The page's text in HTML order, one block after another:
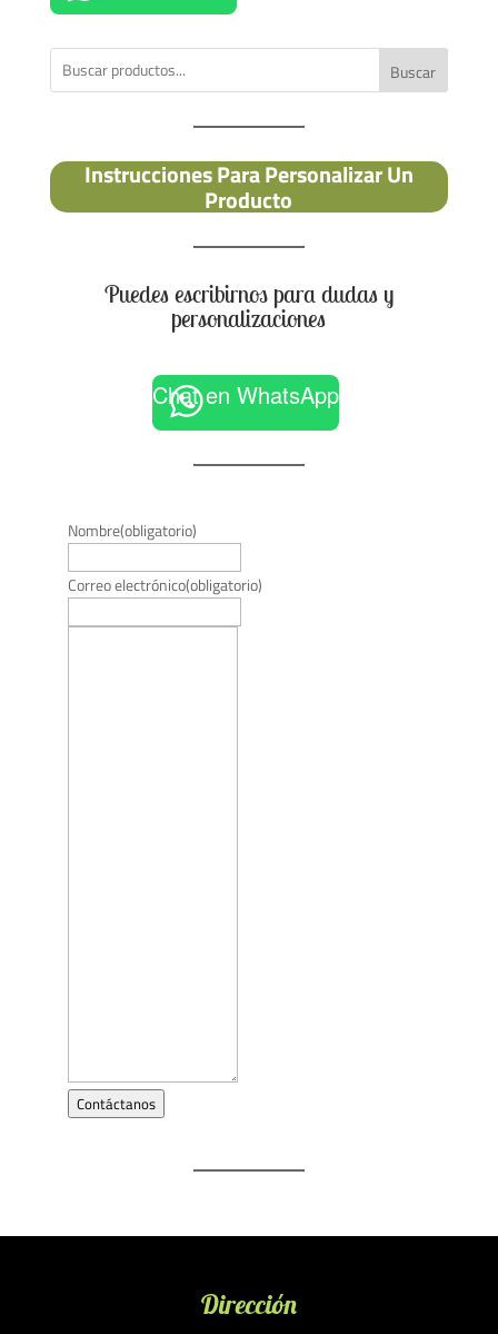
Buscar
Instrucciones Para Personalizar Un
Producto
Puedes escribirnos para dudas y
personalizaciones
Chat en WhatsApp
Nombre(obligatorio)
Correo electrónico(obligatorio)
Contáctanos
Dirección